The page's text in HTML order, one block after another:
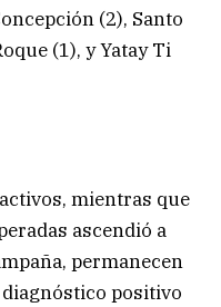
(2), Santo
(1), y Yatay Ti
mientras que
ascendió a
permanecen
positivo